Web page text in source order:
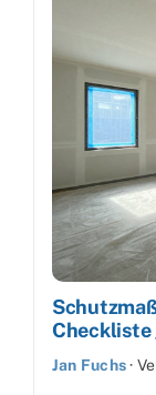
Checkliste
Jan Fuchs·